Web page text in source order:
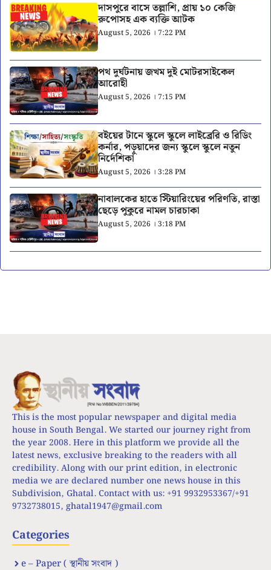
দাসপুরে বাসে তল্লাশি, প্রায় ১০ কেজি
রুপোসহ এক ব্যক্তি আটক
August 5, 2026 । 7:22 PM
পথ দুর্ঘটনায় জখম দুই মোটরসাইকেল
আরোহী
August 5, 2026 । 7:15 PM
বইয়ের টানে স্কুলে স্কুলে লাইব্রেরি ও রিডিং
কর্নার, পড়ুয়াদের জন্য স্কুলে স্কুলে নতুন
নির্দেশিকা
August 5, 2026 । 3:28 PM
নাবালকের হাতে স্টিয়ারিংয়ের পরিণতি, রাস্তা
ছেড়ে পুকুরে নামল চারচাকা
August 5, 2026 । 3:18 PM
This is the most popular newspaper and digital media
house in South Bengal. We started our journey right from
the year 2008. Here in this platform we provide all the
latest news, exclusive breaking to the readers with all
credibility. Along with our print edition, in electronic
media we are declared number one news house in this
Subdivision, Ghatal. Contact with us: +91 9932953367/+91
9732738015, ghatal1947@gmail.com
Categories
e – Paper ( স্থানীয় সংবাদ )